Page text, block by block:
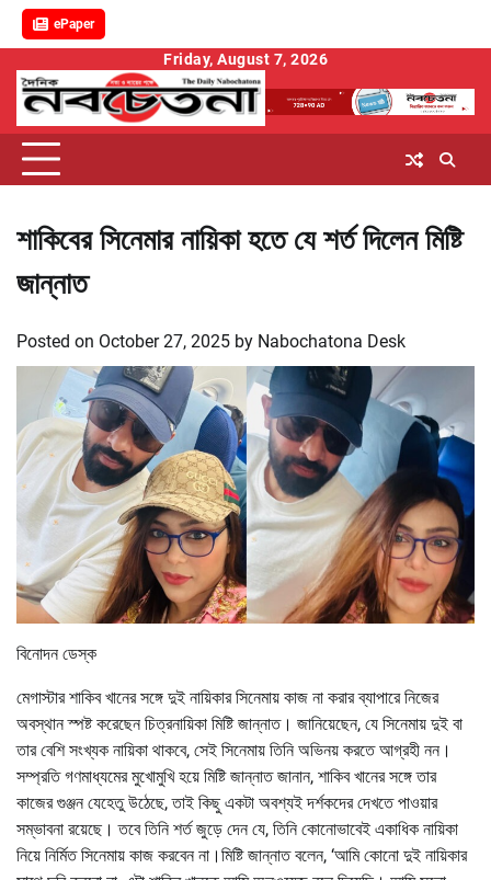
ePaper
content
Friday, August 7, 2026
শাকিবের সিনেমার নায়িকা হতে যে শর্ত দিলেন মিষ্টি
জান্নাত
Posted on October 27, 2025 by Nabochatona Desk
বিনোদন ডেস্ক
মেগাস্টার শাকিব খানের সঙ্গে দুই নায়িকার সিনেমায় কাজ না করার ব্যাপারে নিজের
অবস্থান স্পষ্ট করেছেন চিত্রনায়িকা মিষ্টি জান্নাত। জানিয়েছেন, যে সিনেমায় দুই বা
তার বেশি সংখ্যক নায়িকা থাকবে, সেই সিনেমায় তিনি অভিনয় করতে আগ্রহী নন।
সম্প্রতি গণমাধ্যমের মুখোমুখি হয়ে মিষ্টি জান্নাত জানান, শাকিব খানের সঙ্গে তার
কাজের গুঞ্জন যেহেতু উঠেছে, তাই কিছু একটা অবশ্যই দর্শকদের দেখতে পাওয়ার
সম্ভাবনা রয়েছে। তবে তিনি শর্ত জুড়ে দেন যে, তিনি কোনোভাবেই একাধিক নায়িকা
নিয়ে নির্মিত সিনেমায় কাজ করবেন না।মিষ্টি জান্নাত বলেন, ‘আমি কোনো দুই নায়িকার